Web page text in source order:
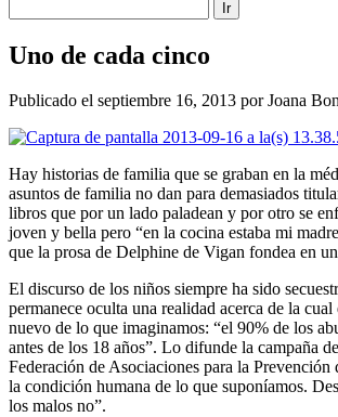
Uno de cada cinco
Publicado el septiembre 16, 2013 por Joana
Hay historias de familia que se graban en la
asuntos de familia no dan para demasiados
libros que por un lado paladean y por otro se
joven y bella pero “en la cocina estaba mi
que la prosa de Delphine de Vigan fondea en
El discurso de los niños siempre ha sido
permanece oculta una realidad acerca de la
nuevo de lo que imaginamos: “el 90% de los
antes de los 18 años”. Lo difunde la campaña
Federación de Asociaciones para la
la condición humana de lo que suponíamos.
los malos no”.